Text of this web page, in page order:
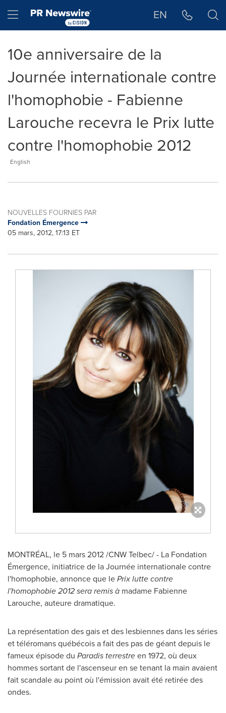
Hamburger menu EN
10e anniversaire de la
Journée internationale contre
l'homophobie - Fabienne
Larouche recevra le Prix lutte
contre l'homophobie 2012
English
NOUVELLES FOURNIES PAR
Fondation Émergence
05 mars, 2012, 17:13 ET
MONTRÉAL, le 5 mars 2012 /CNW Telbec/ - La Fondation
Émergence, initiatrice de la Journée internationale contre
l'homophobie, annonce que lePrix lutte contre
l'homophobie 2012 sera remis à madame Fabienne
Larouche, auteure dramatique.
La représentation des gais et des lesbiennes dans les séries
et téléromans québécois a fait des pas de géant depuis le
fameux épisode du Paradis terrestreen 1972, où deux
hommes sortant de l'ascenseur en se tenant la main avaient
fait scandale au point où l'émission avait été retirée des
ondes.